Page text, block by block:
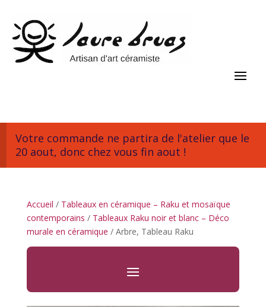
Votre commande ne partira de l'atelier que le
20 aout, donc chez vous fin aout !
Accueil / Tableaux en céramique – Raku et mosaïque
contemporains / Tableaux Raku noir et blanc – Déco
murale en céramique / Arbre, Tableau Raku